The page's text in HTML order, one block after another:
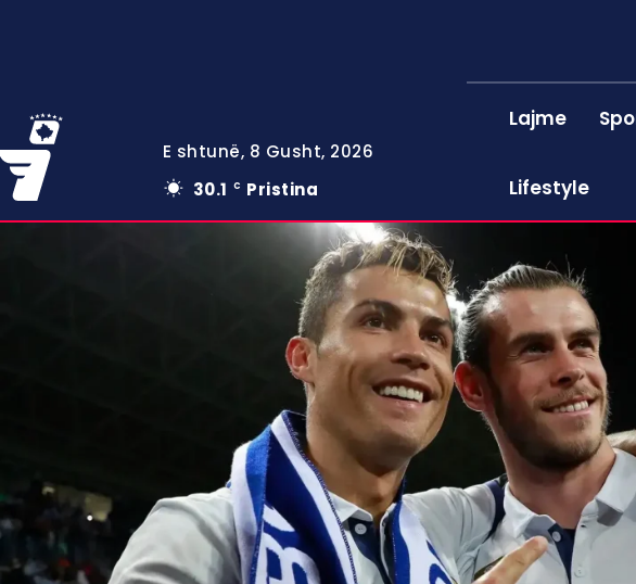
E shtunë, 8 Gusht, 2026
30.1
C Pristina
Lajme
Lifestyle